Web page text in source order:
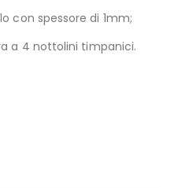
spessore di 1mm;
4 nottolini timpanici.